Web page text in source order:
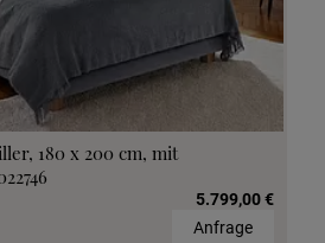
180 x 200 cm, mit
5.799,00 €
Anfrage